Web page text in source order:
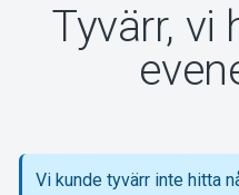
Tyvärr, vi
Vi kunde tyvärr inte hitta